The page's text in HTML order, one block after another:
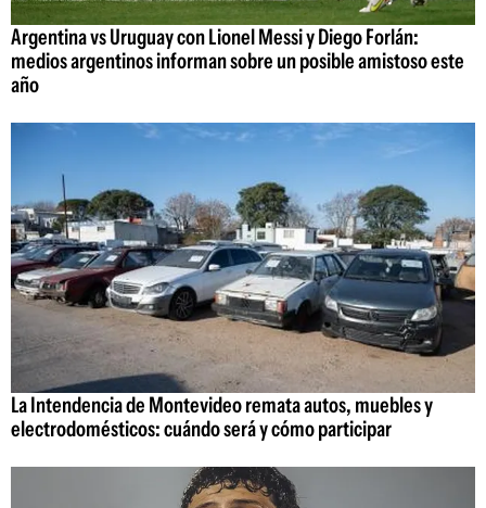
Argentina vs Uruguay con Lionel Messi y Diego Forlán:
medios argentinos informan sobre un posible amistoso este
año
La Intendencia de Montevideo remata autos, muebles y
electrodomésticos: cuándo será y cómo participar